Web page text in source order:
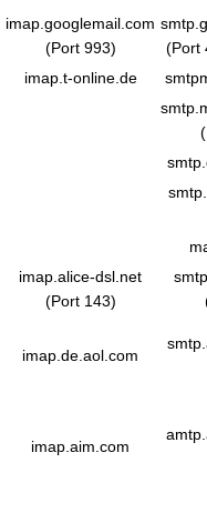
imap.googlemail.com
(Port 993)
(Port
imap.t-online.de
imap.alice-dsl.net
(Port 143)
imap.de.aol.com
imap.aim.com